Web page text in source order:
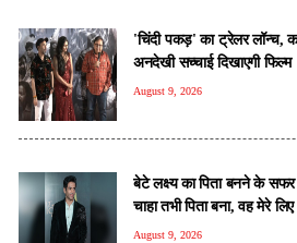
'चिंदी पकड़' का ट्रेलर लॉन्च,
अनदेखी सच्चाई दिखाएगी फिल्म
August 9, 2026
बेटे लक्ष्य का पिता बनने के
चाहा तभी पिता बना, वह मेरे
August 9, 2026